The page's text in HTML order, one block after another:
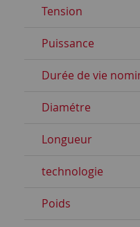
Tension
Puissance
Durée de vie
Diamétre
Longueur
technologie
Poids